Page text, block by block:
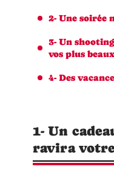
2- Une soirée
3- Un
vos plus
4- Des
1- Un
ravira